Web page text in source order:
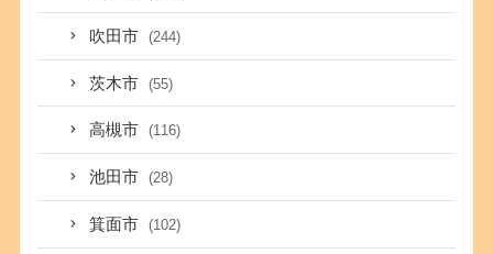
吹田市 (244)
茨木市 (55)
高槻市 (116)
池田市 (28)
箕面市 (102)